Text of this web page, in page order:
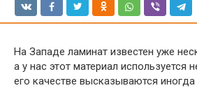
На Западе ламинат известен уже
а у нас этот материал используется
его качестве высказываются